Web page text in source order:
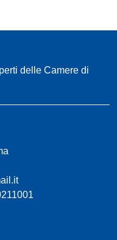
delle Camere di